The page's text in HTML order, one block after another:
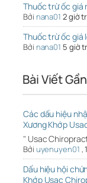
Thuốc trừ ốc giá
Bởi nana01 2 giờ
Thuốc trừ ốc giá
Bởi nana01 5 giờ
Bài Viết
Các dấu hiệu
Xương Khớp
" Usac
Bởi uyenuyen01 ,
Dấu hiệu hội
Khớp Usac